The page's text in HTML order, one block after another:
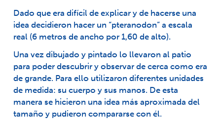
Dado que era difícil de explicar y de hacerse una
idea decidieron hacer un “pteranodon” a escala
real (6 metros de ancho por 1,60 de alto).
Una vez dibujado y pintado lo llevaron al patio
para poder descubrir y observar de cerca como era
de grande. Para ello utilizaron diferentes unidades
de medida: su cuerpo y sus manos. De esta
manera se hicieron una idea más aproximada del
tamaño y pudieron compararse con él.